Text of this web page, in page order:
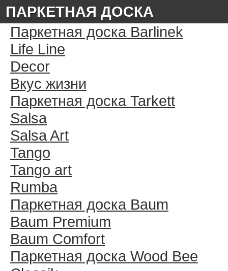
ПАРКЕТНАЯ ДОСКА
Паркетная доска Barlinek
Life Line
Decor
Вкус жизни
Паркетная доска Tarkett
Salsa
Salsa Art
Tango
Tango art
Rumba
Паркетная доска Baum
Baum Premium
Baum Comfort
Паркетная доска Wood Bee